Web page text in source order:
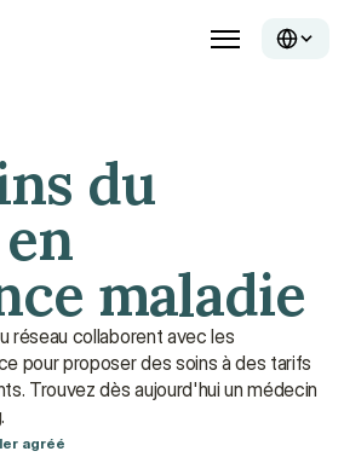
du
maladie
réseau collaborent avec les
pour proposer des soins à des tarifs
Trouvez dès aujourd'hui un médecin
agréé